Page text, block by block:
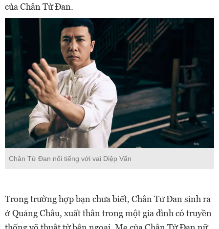
của Chân Tử Đan.
Chân Tử Đan nổi tiếng với vai Diệp Vấn
Trong trường hợp bạn chưa biết, Chân Tử Đan sinh ra
ở Quảng Châu, xuất thân trong một gia đình có truyền